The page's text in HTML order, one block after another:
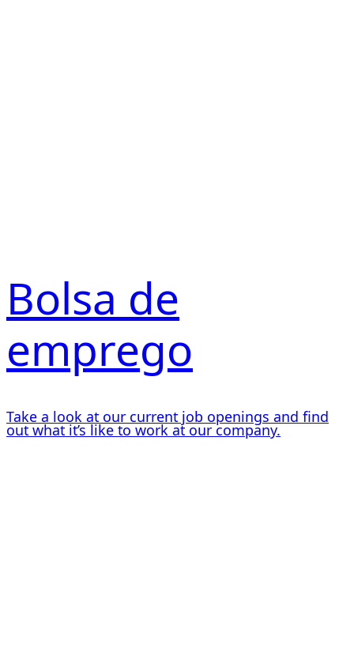
Bolsa de
emprego
Take a look at our current job openings and find
out what it’s like to work at our company.